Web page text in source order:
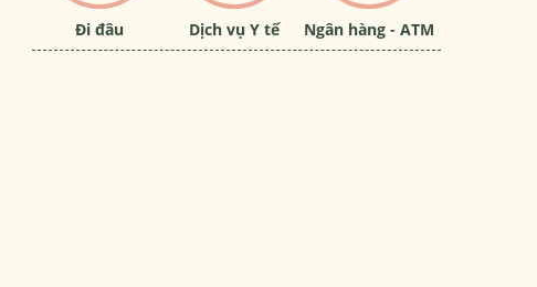
Đi đâu Dịch vụ Y tế Ngân hàng - ATM